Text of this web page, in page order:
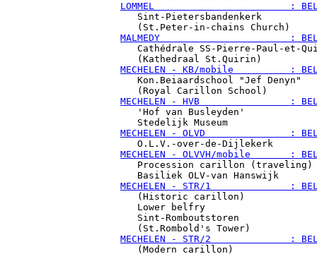
LOMMEL                        :
Sint-Pietersbandenkerk
MALMEDY                       :
Cathédrale SS-Pierre-Paul-et-
MECHELEN - KB/mobile          :
Kon.Beiaardschool "Jef Denyn"
MECHELEN - HVB                :
'Hof van Busleyden'
MECHELEN - OLVD               :
MECHELEN - OLVVH/mobile       :
Procession carillon (traveling)
MECHELEN - STR/1              :
(Historic carillon)
   Lower belfry
   Sint-Romboutstoren
MECHELEN - STR/2              :
(Modern carillon)